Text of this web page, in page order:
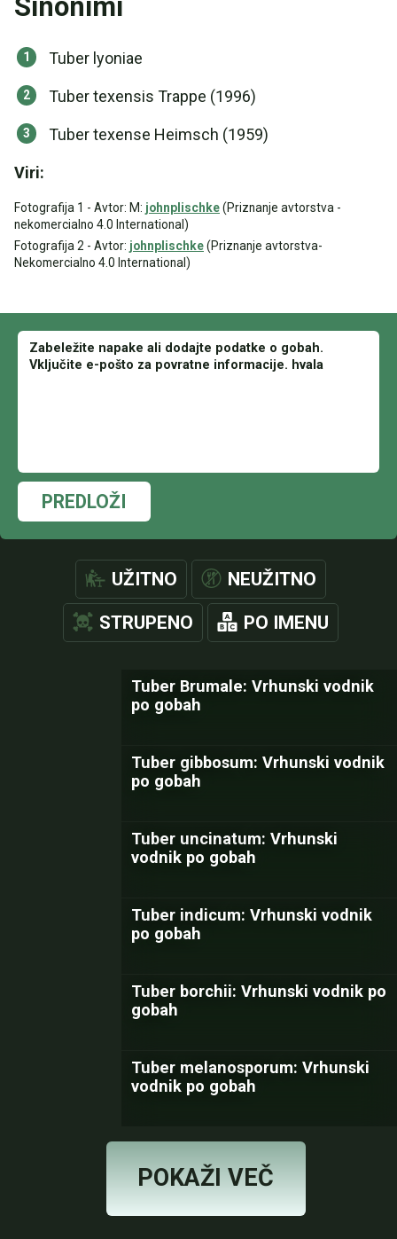
Sinonimi
Tuber lyoniae
Tuber texensis Trappe (1996)
Tuber texense Heimsch (1959)
Viri:
Fotografija 1 - Avtor: M: johnplischke(Priznanje avtorstva -
nekomercialno 4.0 International)
Fotografija 2 - Avtor: johnplischke(Priznanje avtorstva-
Nekomercialno 4.0 International)
PREDLOŽI
UŽITNO NEUŽITNO
STRUPENO PO IMENU
Tuber Brumale: Vrhunski vodnik
po gobah
Tuber gibbosum: Vrhunski vodnik
po gobah
Tuber uncinatum: Vrhunski
vodnik po gobah
Tuber indicum: Vrhunski vodnik
po gobah
Tuber borchii: Vrhunski vodnik po
gobah
Tuber melanosporum: Vrhunski
vodnik po gobah
POKAŽI VEČ